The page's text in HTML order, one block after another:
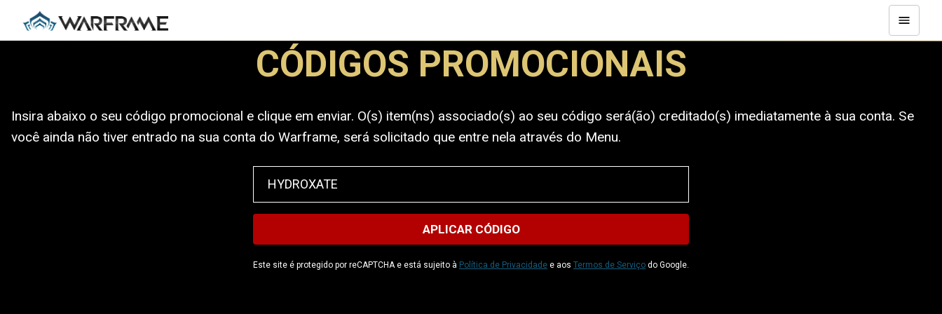
CÓDIGOS PROMOCIONAIS
Insira abaixo o seu código promocional e clique em enviar. O(s) item(ns) associado(s) ao seu código será(ão) creditado(s) imediatamente à sua conta. Se
você ainda não tiver entrado na sua conta do Warframe, será solicitado que entre nela através do Menu.
Este site é protegido por reCAPTCHA e está sujeito à Política de Privacidade e aos Termos de Serviço do Google.